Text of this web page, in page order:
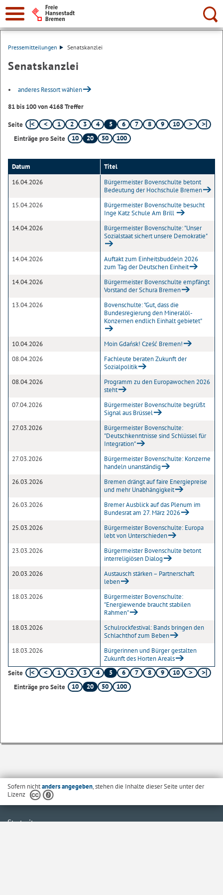
Suche:
Pressemitteilungen Senatskanzlei
Senatskanzlei
anderes Ressort wählen
81 bis 100 von 4168 Treffer
Seite 1 2 3 4 5 6 7 8 9
10
Einträge pro Seite
10 20 50 100
Datum
Titel
16.04.2026
Bürgermeister Bovenschulte betont
Bedeutung der Hochschule Bremen
15.04.2026
Bürgermeister Bovenschulte besucht
Inge Katz Schule Am Brill
14.04.2026
Bürgermeister Bovenschulte: "Unser
Sozialstaat sichert unsere Demokratie"
14.04.2026
Auftakt zum Einheitsbuddeln 2026
zum Tag der Deutschen Einheit
14.04.2026
Bürgermeister Bovenschulte empfängt
Vorstand der Schura Bremen
13.04.2026
Bovenschulte: "Gut, dass die
Bundesregierung den Mineralöl-
Konzernen endlich Einhalt gebietet"
10.04.2026
Moin Gdańsk! Cześć Bremen!
08.04.2026
Fachleute beraten Zukunft der
Sozialpolitik
08.04.2026
Programm zu den Europawochen 2026
steht
07.04.2026
Bürgermeister Bovenschulte begrüßt
Signal aus Brüssel
27.03.2026
Bürgermeister Bovenschulte:
"Deutschkenntnisse sind Schlüssel für
Integration"
27.03.2026
Bürgermeister Bovenschulte: Konzerne
handeln unanständig
26.03.2026
Bremen drängt auf faire Energiepreise
und mehr Unabhängigkeit
26.03.2026
Bremer Ausblick auf das Plenum im
Bundesrat am 27. März 2026
25.03.2026
Bürgermeister Bovenschulte: Europa
lebt von Unterschieden
23.03.2026
Bürgermeister Bovenschulte betont
interreligiösen Dialog
20.03.2026
Austausch stärken – Partnerschaft
leben
18.03.2026
Bürgermeister Bovenschulte:
"Energiewende braucht stabilen
Rahmen"
18.03.2026
Schulrockfestival: Bands bringen den
Schlachthof zum Beben
18.03.2026
Bürgerinnen und Bürger gestalten
Zukunft des Horten Areals
Seite
1 2 3 4 5 6 7 8 9
10
Einträge pro Seite
10 20 50 100
Sofern nichtanders angegeben, stehen die Inhalte dieser Seite unter der
Lizenz
Startseite